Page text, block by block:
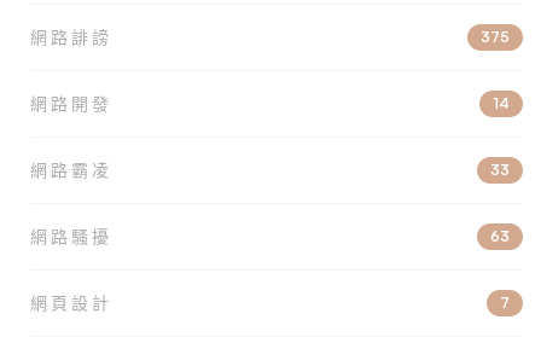
網路誹謗 375
網路開發 14
網路霸凌 33
網路騷擾 63
網頁設計 7